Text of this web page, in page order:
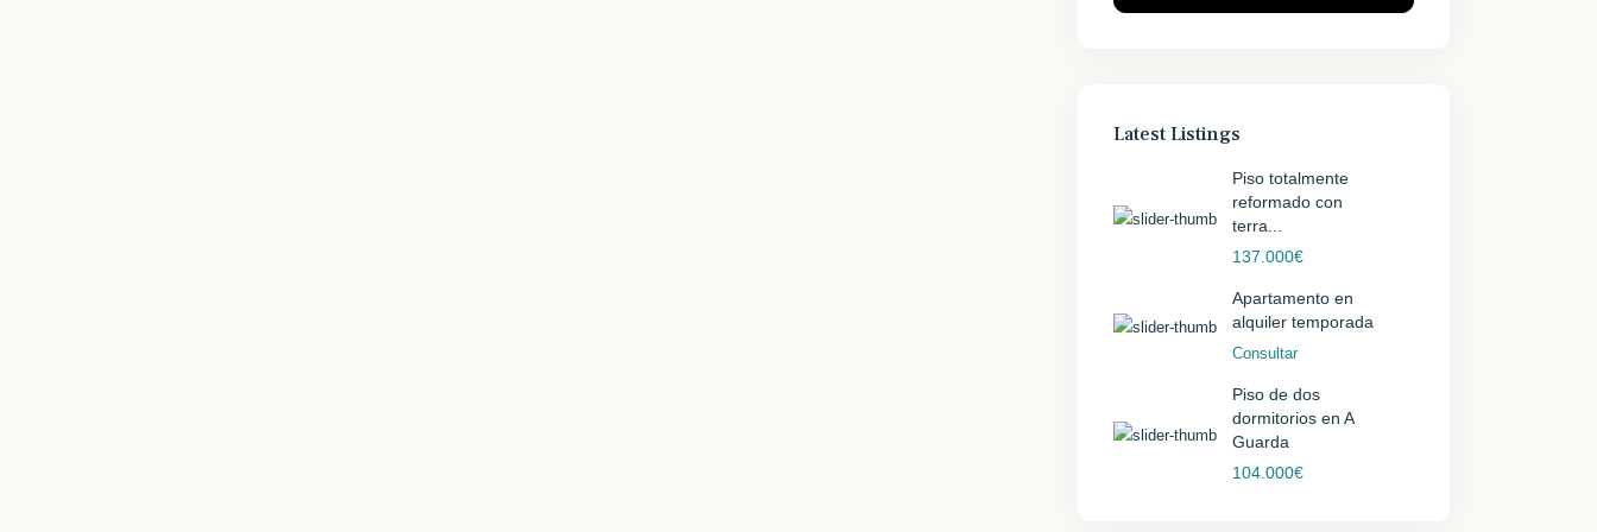
Latest Listings
Piso totalmente
reformado con
terra...
137.000€
Apartamento en
alquiler temporada
Consultar
Piso de dos
dormitorios en A
Guarda
104.000€